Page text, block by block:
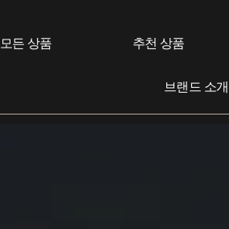
모든 상품 추천 상품
브랜드 소개